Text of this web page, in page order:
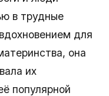
в трудные
для
она
их
популярной